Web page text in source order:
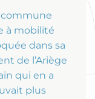
commune
à mobilité
dans sa
de l’Ariège
qui en a
plus